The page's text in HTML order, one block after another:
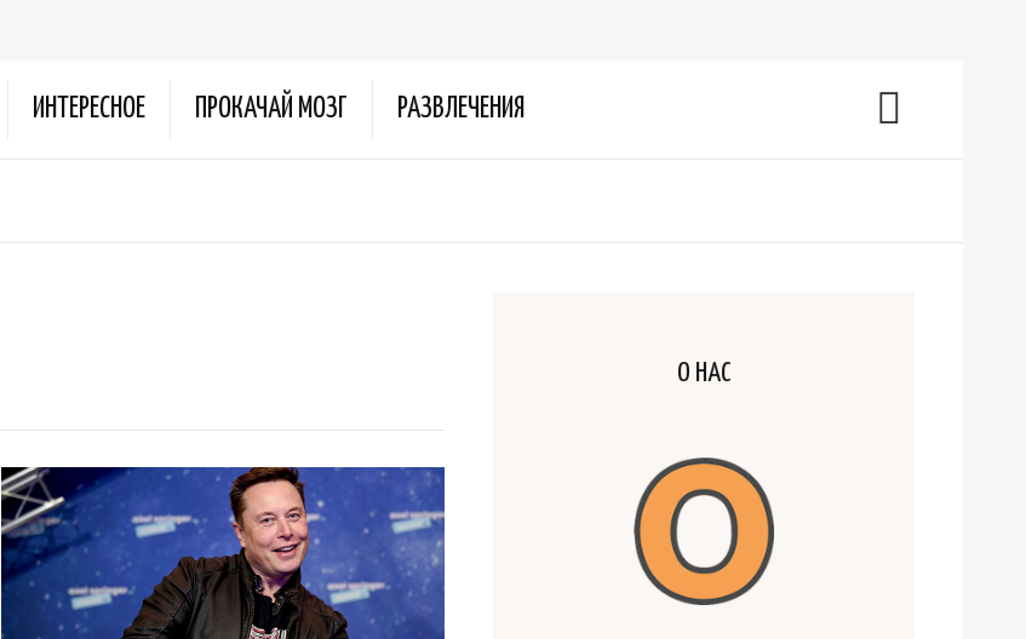
ИНТЕРЕСНОЕ ПРОКАЧАЙ МОЗГ РАЗВЛЕЧЕНИЯ
О НАС